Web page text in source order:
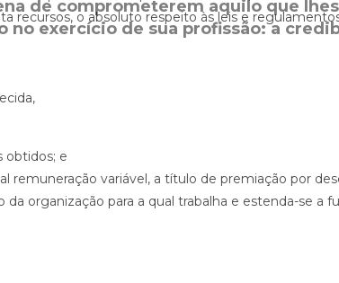
de comprometerem aquilo que
no exercício de sua profissão: a
recursos, o absoluto respeito às leis e
obtidos; e
variável, a título de premiação por
organização para a qual trabalha e estenda-se a